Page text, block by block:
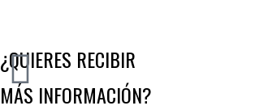
¿QUIERES RECIBIR
MÁS INFORMACIÓN?